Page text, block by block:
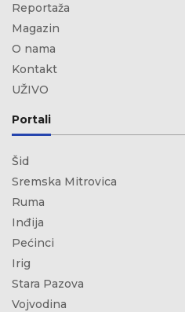
Reportaža
Magazin
O nama
Kontakt
UŽIVO
Portali
Šid
Sremska Mitrovica
Ruma
Inđija
Pećinci
Irig
Stara Pazova
Vojvodina